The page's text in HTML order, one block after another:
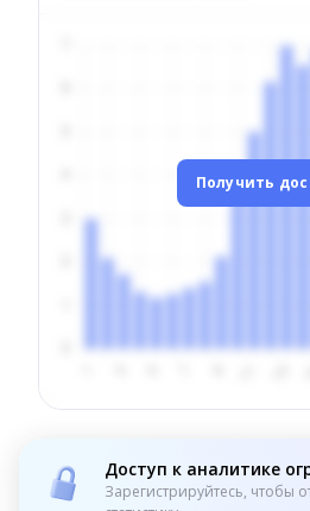
Получить
Доступ к аналитике
Зарегистрируйтесь, чтобы